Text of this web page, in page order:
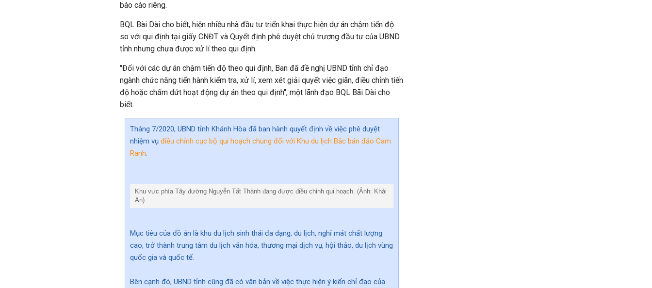
báo cáo riêng.
BQL Bài Dài cho biết, hiện nhiều nhà đầu tư triển khai thực hiện dự án chậm tiến độ
so với qui định tại giấy CNĐT và Quyết định phê duyệt chủ trương đầu tư của UBND
tỉnh nhưng chưa được xử lítheo qui định.
"Đối với các dự án chậm tiến độ theo qui định, Ban đã đề nghị UBND tỉnh chỉ đạo
ngành chức năng tiến hành kiểm tra, xử lí, xem xét giải quyết việc giãn, điều chỉnh tiến
độ hoặc chấm dứt hoạt động dự án theo qui định", một lãnh đạo BQL Bãi Dài cho
biết.
Tháng 7/2020, UBND tỉnh Khánh Hòa đã ban hành quyết định về việc phê duyệt
nhiệm vụ điều chỉnh cục bộ qui hoạch chung đối với Khu du lịch Bắc bán đảo Cam
Ranh.
Khu vực phía Tây đường Nguyễn Tất Thành đang được điều chỉnh qui hoạch. (Ảnh: Khải
An)
Mục tiêu của đồ án là khu du lịch sinh thái đa dạng, du lịch, nghỉ mát chất lượng
cao, trở thành trung tâm du lịch văn hóa, thương mại dịch vụ, hội thảo, du lịch vùng
quốc gia và quốc tế.
Bên cạnh đó, UBND tỉnh cũng đã có văn bản về việc thực hiện ý kiến chỉ đạo của